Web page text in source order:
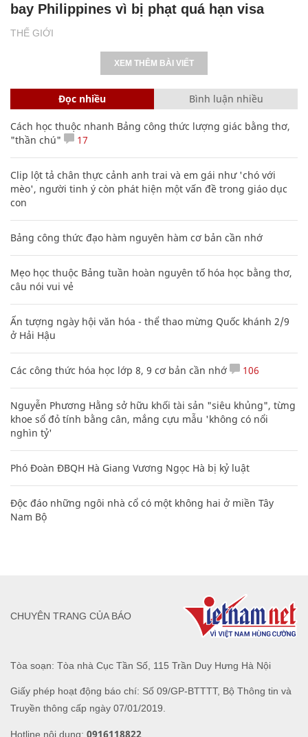
THẾ GIỚI
bay Philippines vì bị phạt quá hạn visa
XEM THÊM BÀI VIẾT
Đọc nhiều Bình luận nhiều
Cách học thuộc nhanh Bảng công thức lượng giác bằng thơ,
"thần chú"
17
Clip lột tả chân thực cảnh anh trai và em gái như 'chó với
mèo', người tinh ý còn phát hiện một vấn đề trong giáo dục
con
Bảng công thức đạo hàm nguyên hàm cơ bản cần nhớ
Mẹo học thuộc Bảng tuần hoàn nguyên tố hóa học bằng thơ,
câu nói vui vẻ
Ấn tượng ngày hội văn hóa - thể thao mừng Quốc khánh 2/9
ở Hải Hậu
Các công thức hóa học lớp 8, 9 cơ bản cần nhớ 106
Nguyễn Phương Hằng sở hữu khối tài sản "siêu khủng", từng
khoe sổ đỏ tính bằng cân, mắng cựu mẫu 'không có nổi
nghìn tỷ'
Phó Đoàn ĐBQH Hà Giang Vương Ngọc Hà bị kỷ luật
Độc đáo những ngôi nhà cổ có một không hai ở miền Tây
Nam Bộ
Tòa soạn: Tòa nhà Cục Tần Số, 115 Trần Duy Hưng Hà Nội
Giấy phép hoạt động báo chí: Số 09/GP-BTTTT, Bộ Thông tin và
Truyền thông cấp ngày 07/01/2019.
Hotline nội dung: 0916118822
CHUYÊN TRANG CỦA BÁO